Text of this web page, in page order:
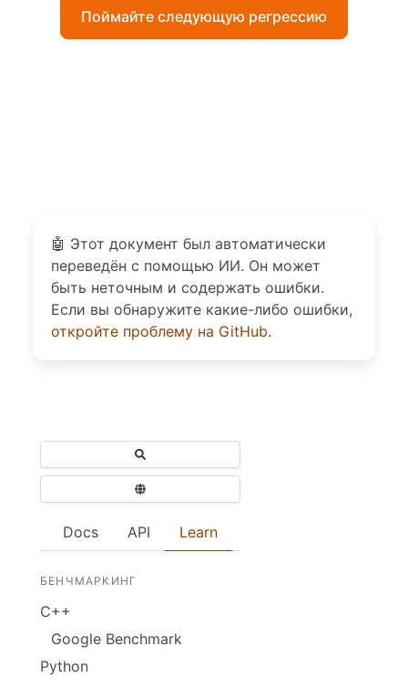
Docs API Learn
БЕНЧМАРКИНГ
C++
Google Benchmark
Python
Поймайте следующую регрессию
🤖 Этот документ был автоматически
переведён с помощью ИИ. Он может
быть неточным и содержать ошибки.
Если вы обнаружите какие-либо ошибки,
откройте проблему на GitHub.